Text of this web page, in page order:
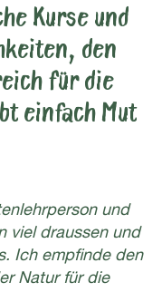
Kurse und
den
für die
einfach Mut
und
viel draussen und
Ich empfinde den
Natur für die